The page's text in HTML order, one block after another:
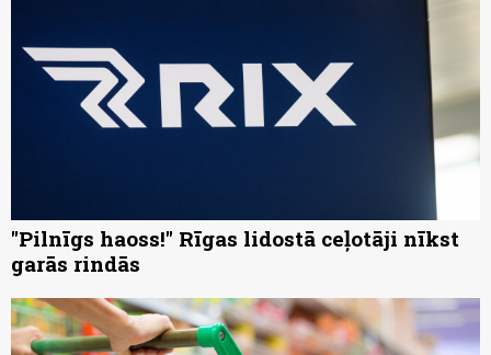
"Pilnīgs haoss!" Rīgas lidostā ceļotāji nīkst
garās rindās